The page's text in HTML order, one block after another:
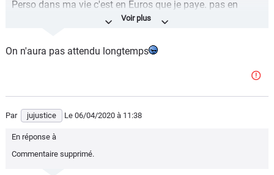
Perso dans ma vie c'est en Euros que je paye. pas en
Donc ce qui est important c'est pas de savoir si ma voiture
a perdu 35 ou 50 pourcent mais bien de savoir combien
Si j'achète une voiture 50 000 et que je perd 40% ma perte
est de 20 000.
Si j'achète ma voiture 30 000 et que je perd 60% alors ma
perte est de 18 000.
On n'aura pas attendu longtemps
Par jujustice Le 06/04/2020 à 11:38
En réponse à
Commentaire supprimé.